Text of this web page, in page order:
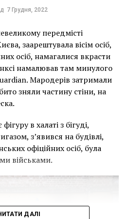
страдания, а также
так очевидны. Говорят, что в
вызвали в гестапо.
7 Грудня, 2022
передмісті
заарештувала вісім осіб,
осіб, намагалися вкрасти
намалював там минулого
Мародерів затримали
зняли частину стіни, на
в халаті з бігуді,
з’явився на будівлі,
офіційних осіб, була
військами.
ДАЛІ